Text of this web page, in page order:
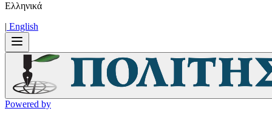
Ελληνικά
| Εnglish
Powered by